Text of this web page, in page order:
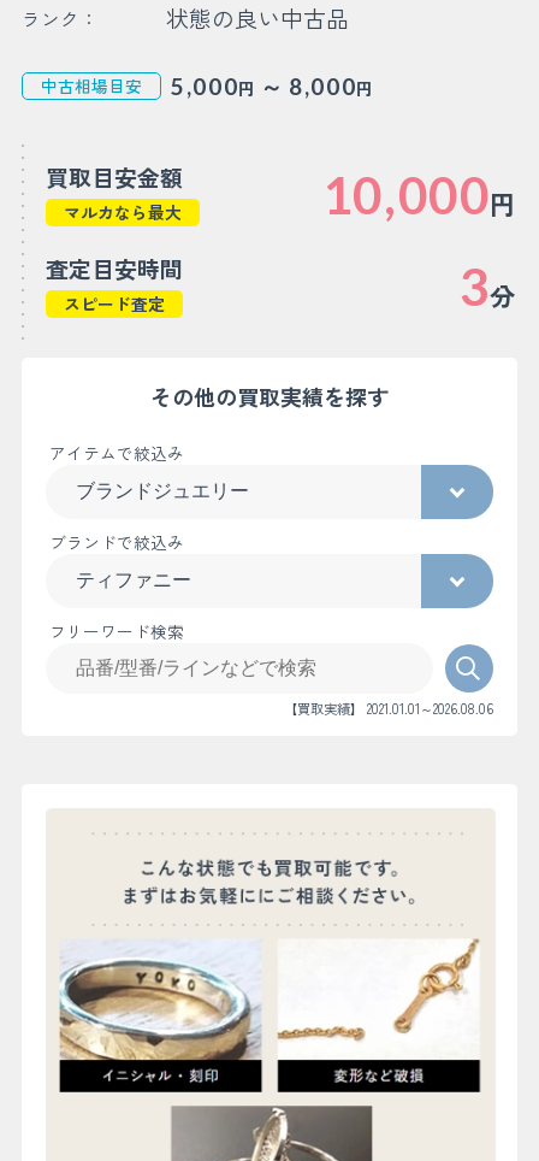
ランク： 状態の良い中古品
中古相場目安 5,000円 ～ 8,000円
買取目安金額
マルカなら最大 10,000円
査定目安時間
スピード査定 3分
その他の買取実績を探す
アイテムで絞込み
ブランドで絞込み
フリーワード検索
【買取実績】 2021.01.01～2026.08.06